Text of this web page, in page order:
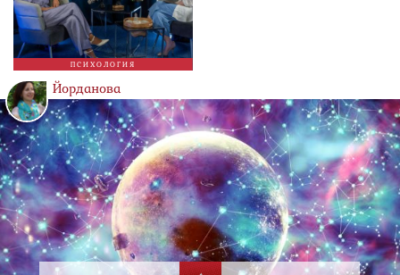
ПСИХОЛОГИЯ
Йорданова